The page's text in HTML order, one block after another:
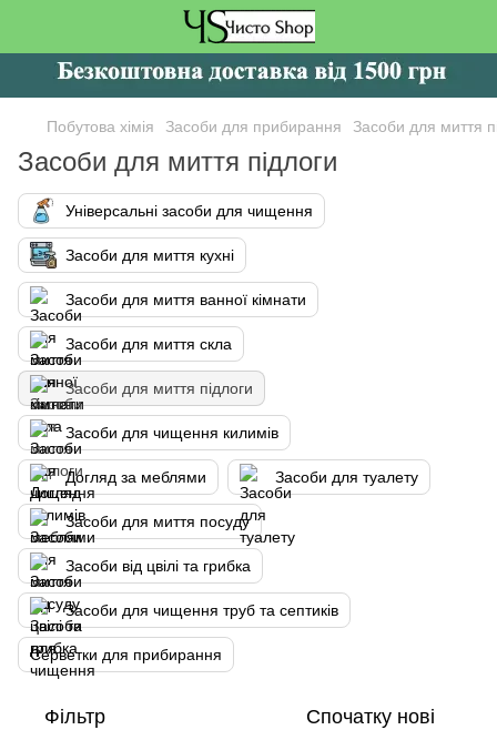
Побутова хімія Засоби для прибирання Засоби для миття
Засоби для миття підлоги
Універсальні засоби для чищення
Засоби для миття кухні
Засоби для миття ванної кімнати
Засоби для миття скла
Засоби для миття підлоги
Засоби для чищення килимів
Догляд за меблями Засоби для туалету
Засоби для миття посуду
Засоби від цвілі та грибка
Засоби для чищення труб та септиків
Серветки для прибирання
Фільтр Спочатку нові